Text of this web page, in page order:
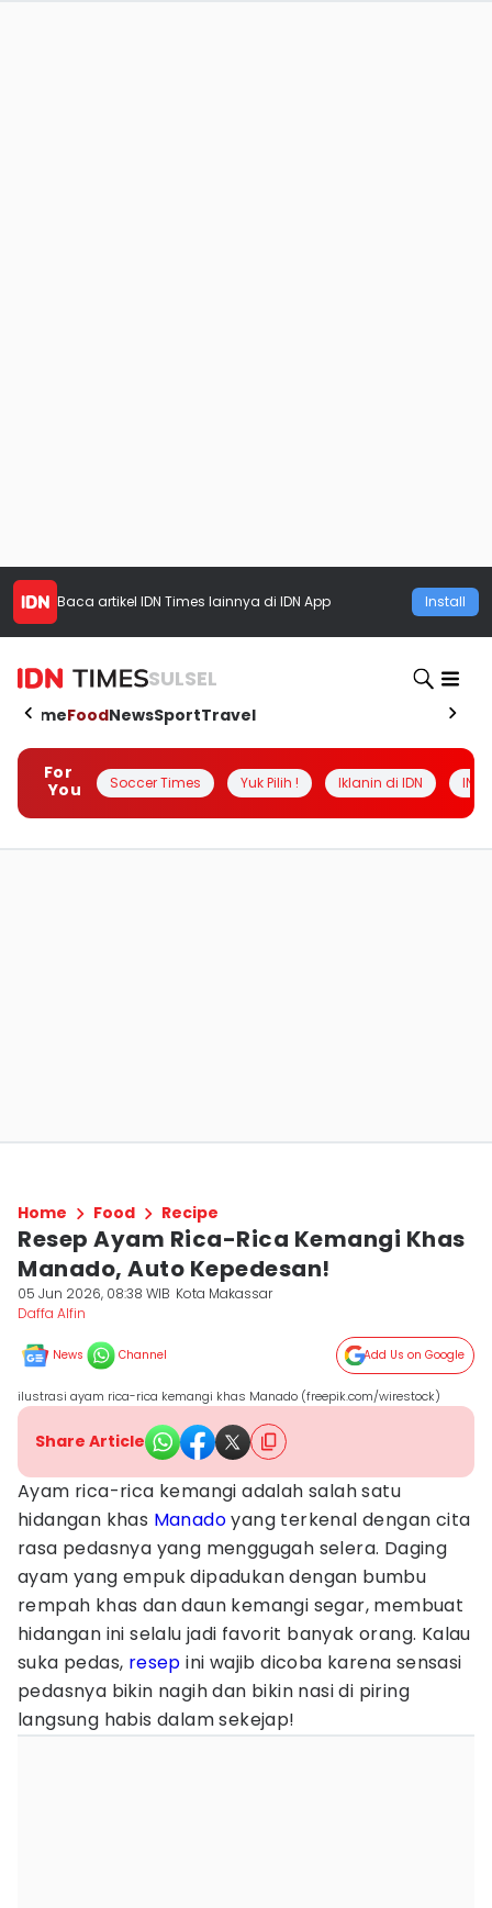
Baca artikel IDN Times lainnya di IDN App Install
SULSEL
HomeFoodNewsSportTravel
For
You
Soccer Times Yuk Pilih ! Iklanin di IDN
Home Food Recipe
Resep Ayam Rica-Rica Kemangi Khas
Manado, Auto Kepedesan!
05 Jun 2026, 08:38 WIB Kota Makassar
Daffa Alfin
News Channel Add Us on Google
ilustrasi ayam rica-rica kemangi khas Manado (freepik.com/wirestock)
Share Article
Ayam rica-rica kemangi adalah salah satu
hidangan khas Manadoyang terkenal dengan cita
rasa pedasnya yang menggugah selera. Daging
ayam yang empuk dipadukan dengan bumbu
rempah khas dan daun kemangi segar, membuat
hidangan ini selalu jadi favorit banyak orang. Kalau
suka pedas, resep ini wajib dicoba karena sensasi
pedasnya bikin nagih dan bikin nasi di piring
langsung habis dalam sekejap!